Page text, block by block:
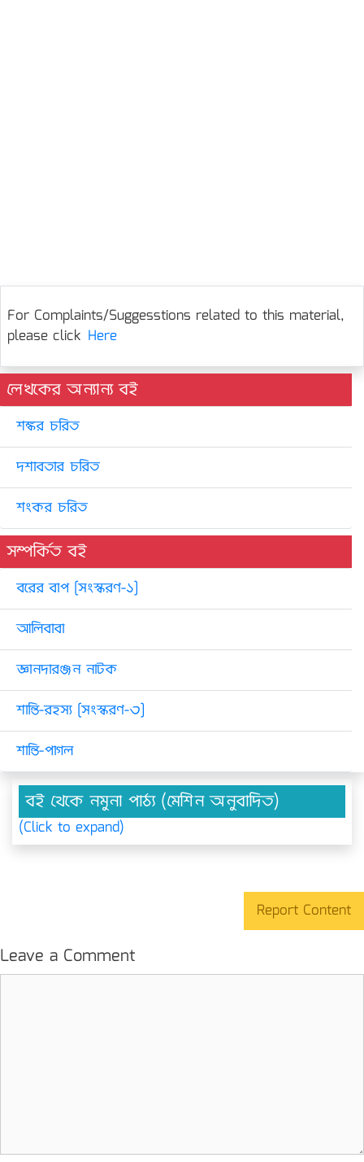
For Complaints/Suggesstions related to this material,
please click Here
লেখকের অন্যান্য বই
শঙ্কর চরিত
দশাবতার চরিত
শংকর চরিত
সম্পর্কিত বই
বরের বাপ [সংস্করণ-১]
আলিবাবা
জ্ঞানদারঞ্জন নাটক
শান্তি-রহস্য [সংস্করণ-৩]
শান্তি-পাগল
বই থেকে নমুনা পাঠ্য (মেশিন অনুবাদিত)
(Click to expand)
Report Content
Leave a Comment